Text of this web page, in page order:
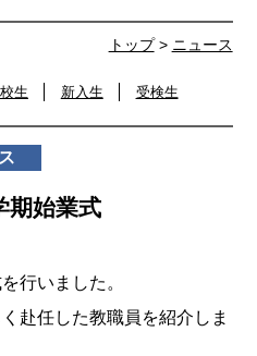
トップ> ニュース
生 新入生 受検生
始業式
行いました。
赴任した教職員を紹介しま